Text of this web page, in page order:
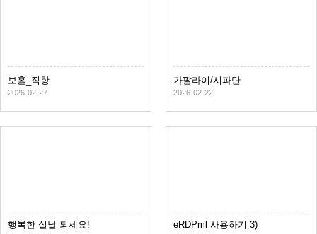
보홀_직항
2026-02-27
가팔라이/시파단
2026-02-22
행복한 설날 되세요! eRDPml 사용하기 3)